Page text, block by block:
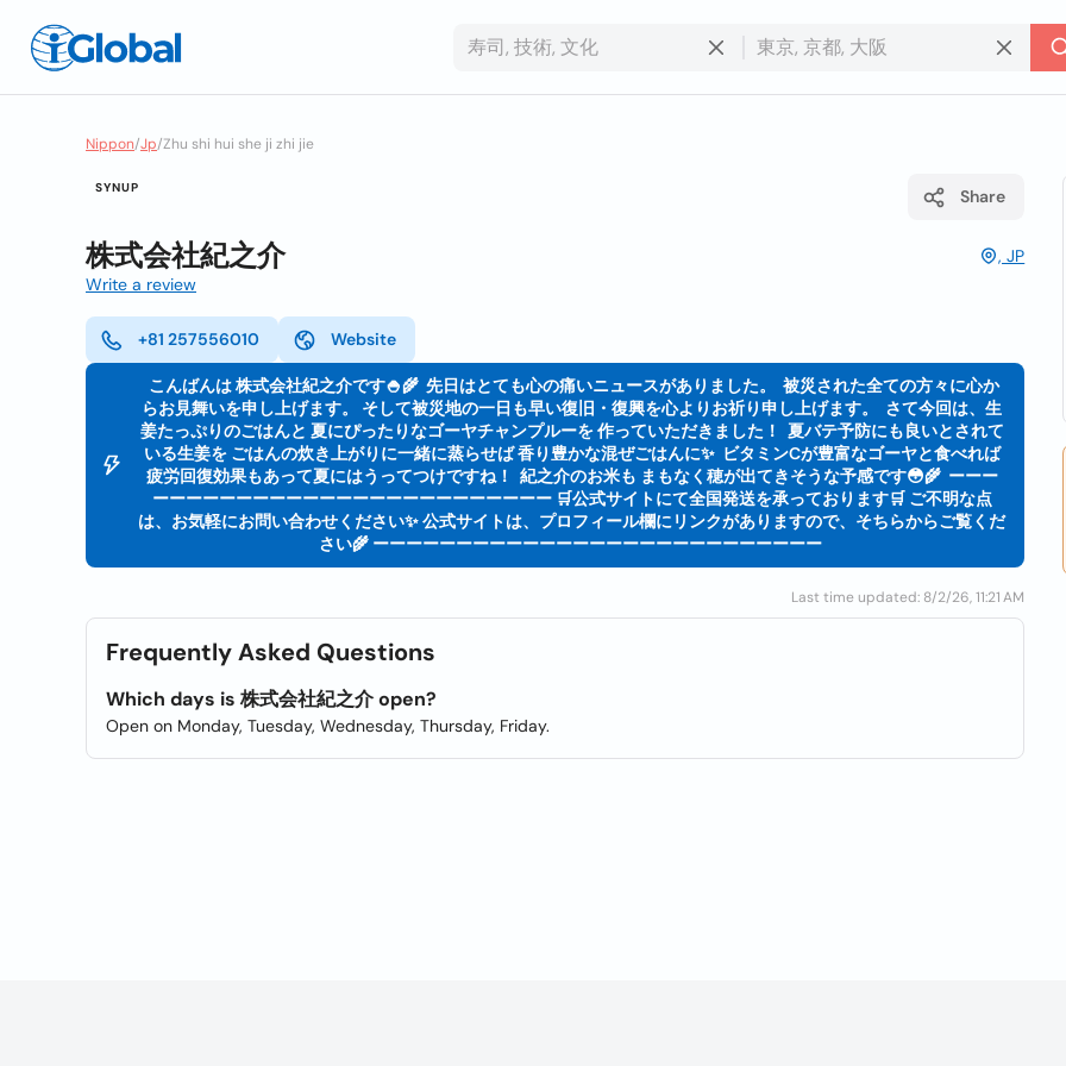
Nippon/Jp/Zhu shi hui she ji zhi jie
SYNUP Share
株式会社紀之介
, JP
Write a review
+81 257556010 Website
⁡ こんばんは 株式会社紀之介です🍚🌾 ⁡ 先日はとても心の痛いニュースがありました。 ⁡ 被災された全ての方々に心か
らお見舞いを申し上げます。 そして被災地の一日も早い復旧・復興を心よりお祈り申し上げます。 ⁡ さて今回は、生
姜たっぷりのごはんと 夏にぴったりなゴーヤチャンプルーを 作っていただきました！ ⁡ 夏バテ予防にも良いとされて
いる生姜を ごはんの炊き上がりに一緒に蒸らせば 香り豊かな混ぜごはんに✨ ⁡ ビタミンCが豊富なゴーヤと食べれば
疲労回復効果もあって夏にはうってつけですね！ ⁡ 紀之介のお米も まもなく穂が出てきそうな予感です😳🌾 ⁡ ーーー
ーーーーーーーーーーーーーーーーーーーーーーーー 🛒公式サイトにて全国発送を承っております🛒 ご不明な点
は、お気軽にお問い合わせください✨ 公式サイトは、プロフィール欄にリンクがありますので、そちらからご覧くだ
さい🌾 ーーーーーーーーーーーーーーーーーーーーーーーーーーー ⁡
Last time updated: 8/2/26, 11:21 AM
Frequently Asked Questions
Which days is 株式会社紀之介 open?
Open on Monday, Tuesday, Wednesday, Thursday, Friday.